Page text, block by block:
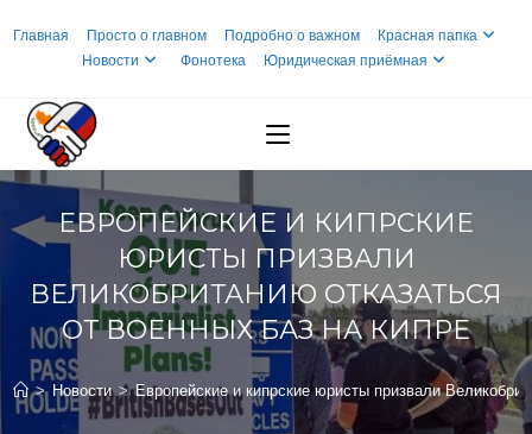
Главная Просто о главном Подробно о важном
Красная папка
Новости
Фонотека Юридическая приёмная
ЕВРОПЕЙСКИЕ И КИПРСКИЕ
ЮРИСТЫ ПРИЗВАЛИ
ВЕЛИКОБРИТАНИЮ ОТКАЗАТЬСЯ
ОТ ВОЕННЫХ БАЗ НА КИПРЕ
> Новости > Европейские и кипрские юристы призвали